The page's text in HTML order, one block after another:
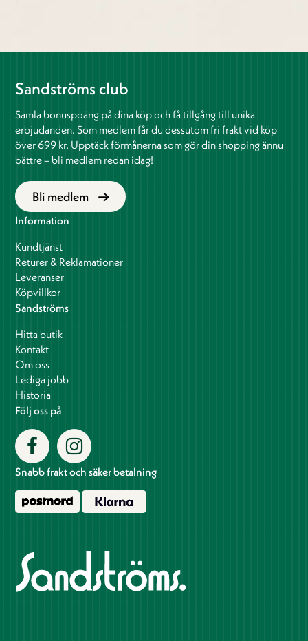
Sandströms club
Samla bonuspoäng på dina köp och få tillgång till unika
erbjudanden. Som medlem får du dessutom fri frakt vid köp
över 699 kr. Upptäck förmånerna som gör din shopping ännu
bättre – bli medlem redan idag!
Bli medlem
Information
Kundtjänst
Returer & Reklamationer
Leveranser
Köpvillkor
Sandströms
Hitta butik
Kontakt
Om oss
Lediga jobb
Historia
Följ oss på
Snabb frakt och säker betalning